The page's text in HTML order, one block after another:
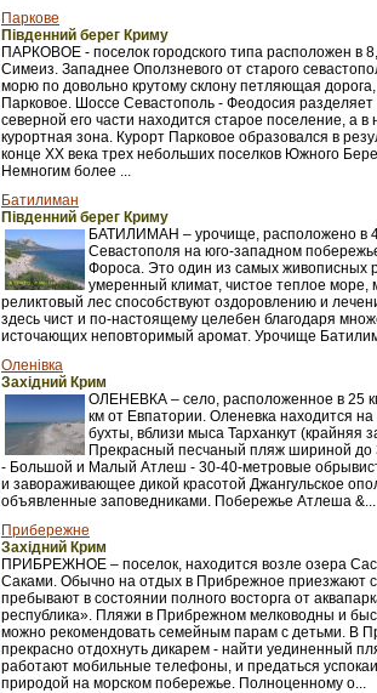
Паркове
Південний берег Криму
ПАРКОВОЕ - поселок городского типа расположен в
Симеиз. Западнее Оползневого от старого
морю по довольно крутому склону петляющая
Парковое. Шоссе Севастополь - Феодосия разделяет
северной его части находится старое поселение, а
курортная зона. Курорт Парковое образовался в
конце XX века трех небольших поселков Южного
Немногим более ...
Батилиман
Південний берег Криму
БАТИЛИМАН – урочище, расположено в
Севастополя на юго-западном
Фороса. Это один из самых живописных
умеренный климат, чистое теплое
реликтовый лес способствуют оздоровлению и
здесь чист и по-настоящему целебен благодаря
источающих неповторимый аромат. Урочище
Оленівка
Західний Крим
ОЛЕНЕВКА – село, расположенное в 25
км от Евпатории. Оленевка находится
бухты, вблизи мыса Тарханкут (крайняя
Прекрасный песчаный пляж шириной до
- Большой и Малый Атлеш - 30-40-метровые
и завораживающее дикой красотой Джангульское
объявленные заповедниками. Побережье Атлеша &...
Прибережне
Західний Крим
ПРИБРЕЖНОЕ – поселок, находится возле озера
Саками. Обычно на отдых в Прибрежное приезжают
пребывают в состоянии полного восторга от
республика». Пляжи в Прибрежном мелководны и
можно рекомендовать семейным парам с детьми. В
прекрасно отдохнуть дикарем - найти уединенный
работают мобильные телефоны, и предаться
природой на морском побережье. Полноценному о...